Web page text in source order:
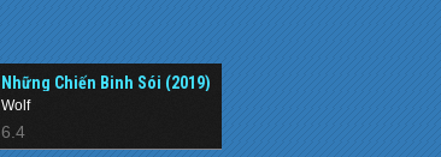
Những Chiến Binh Sói (2019)
Wolf
6.4